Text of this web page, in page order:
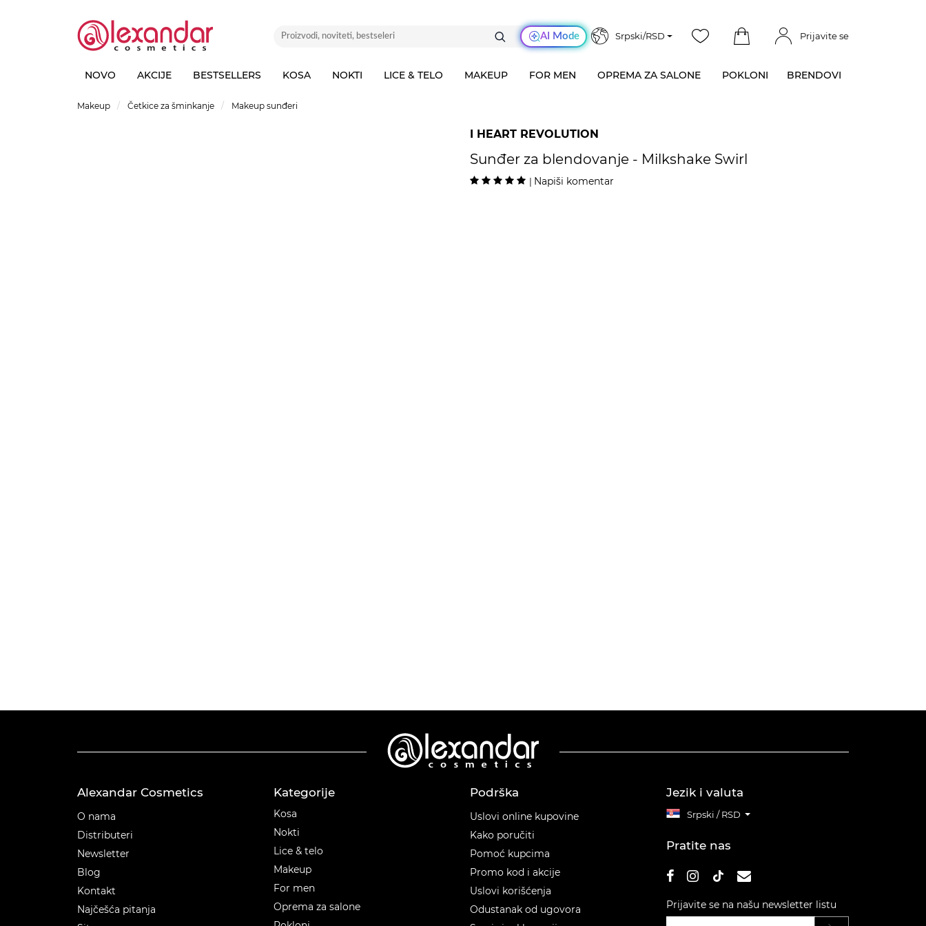
AI Mode Srpski/RSD Prijavite se
NOVO AKCIJE BESTSELLERS KOSA NOKTI LICE & TELO MAKEUP FOR MEN OPREMA ZA SALONE POKLONI BRENDOVI
Makeup Četkice za šminkanje Makeup sunđeri
I HEART REVOLUTION
Sunđer za blendovanje - Milkshake Swirl
| Napiši komentar
Alexandar Cosmetics
O nama
Distributeri
Newsletter
Blog
Kontakt
Najčešća pitanja
Kategorije
Kosa
Nokti
Lice & telo
Makeup
For men
Oprema za salone
Podrška
Uslovi online kupovine
Kako poručiti
Pomoć kupcima
Promo kod i akcije
Uslovi korišćenja
Odustanak od ugovora
Jezik i valuta
Srpski / RSD
Pratite nas
Prijavite se na našu newsletter listu